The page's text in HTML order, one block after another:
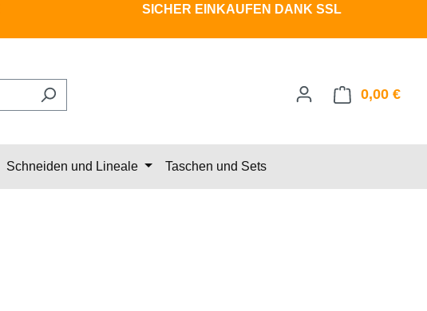
SICHER EINKAUFEN DANK SSL
0,00 €
Schneiden und Lineale Taschen und Sets